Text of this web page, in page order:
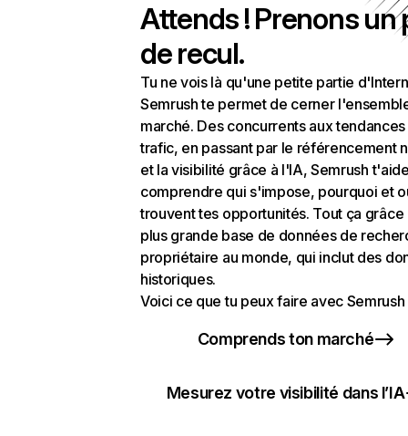
Attends ! Prenons un
de recul.
Tu ne vois là qu'une petite partie
Semrush te permet de cerner
marché. Des concurrents aux
trafic, en passant par le référencement
et la visibilité grâce à l'IA, Semrush
comprendre qui s'impose, pourquoi et
trouvent tes opportunités. Tout ça grâce
plus grande base de données de
propriétaire au monde, qui inclut des
historiques.
Voici ce que tu peux faire avec Semrush
Comprends ton marché
Mesurez votre visibilité dans l’IA